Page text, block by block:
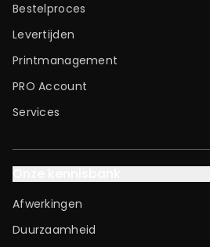
Bestelproces
Levertijden
Printmanagement
PRO Account
Services
Afwerkingen
Duurzaamheid